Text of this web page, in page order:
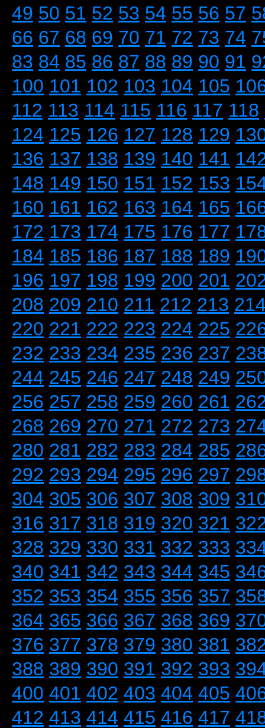
49 50 51 52 53 54 55 56 57
66 67 68 69 70 71 72 73 74
83 84 85 86 87 88 89 90 91
100 101 102 103 104 105
112 113 114 115 116 117 118
124 125 126 127 128 129
136 137 138 139 140 141
148 149 150 151 152 153
160 161 162 163 164 165
172 173 174 175 176 177
184 185 186 187 188 189
196 197 198 199 200 201
208 209 210 211 212 213
220 221 222 223 224 225
232 233 234 235 236 237
244 245 246 247 248 249
256 257 258 259 260 261
268 269 270 271 272 273
280 281 282 283 284 285
292 293 294 295 296 297
304 305 306 307 308 309
316 317 318 319 320 321
328 329 330 331 332 333
340 341 342 343 344 345
352 353 354 355 356 357
364 365 366 367 368 369
376 377 378 379 380 381
388 389 390 391 392 393
400 401 402 403 404 405
412 413 414 415 416 417